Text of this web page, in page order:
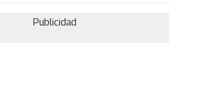
Publicidad